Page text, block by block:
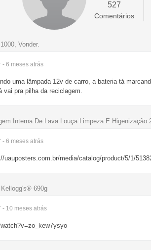
527
Comentários
Vonder.
- 6 meses atrás
uma lâmpada 12v de carro, a bateria tá
vai pra pilha da reciclagem.
Interna De Lava Louça Limpeza E Higenização
- 6 meses atrás
uauposters.com.br/media/catalog/product/5/1/
690g
- 10 meses atrás